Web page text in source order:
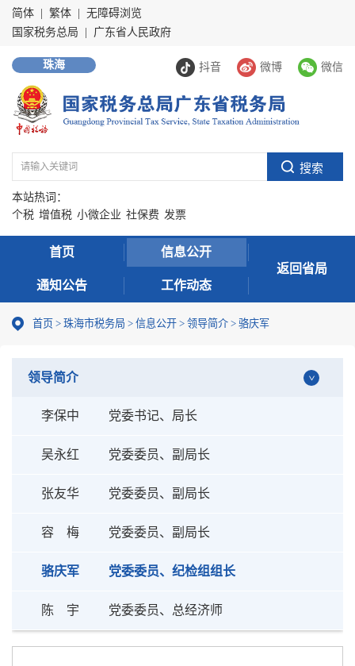
简体 繁体
无障碍浏览
国家税务总局
广东省人民政府
抖音 微博 微信
珠海
本站热词：
个税 增值税 小微企业 社保费 发票
首页 信息公开
通知公告 工作动态
返回省局
首页 > 珠海市税务局 > 信息公开 > 领导简介 > 骆庆军
领导简介
李保中 党委书记、局长
吴永红 党委委员、副局长
张友华 党委委员、副局长
容 梅 党委委员、副局长
骆庆军 党委委员、纪检组组长
陈 宇 党委委员、总经济师